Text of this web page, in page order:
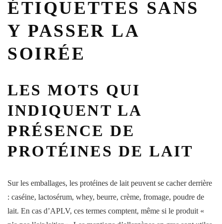
ÉTIQUETTES SANS
Y PASSER LA
SOIRÉE
LES MOTS QUI
INDIQUENT LA
PRÉSENCE DE
PROTÉINES DE LAIT
Sur les emballages, les protéines de lait peuvent se cacher derrière
: caséine, lactosérum, whey, beurre, crème, fromage, poudre de
lait. En cas d’APLV, ces termes comptent, même si le produit «